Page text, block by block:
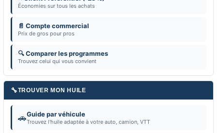
Économies sur tous les achats
📄 Compte commercial
Prix de gros pour pros
🔍 Comparer les programmes
Trouvez celui qui vous convient
🔧TROUVER MON HUILE
🚗Guide par véhicule
Trouvez l'huile adaptée à votre auto, camion, VTT